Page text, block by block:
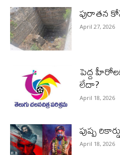
పురాత‌న
April 27, 2026
పెద్ద
లేదా?
April 18, 2026
పుష్ప
April 18, 2026